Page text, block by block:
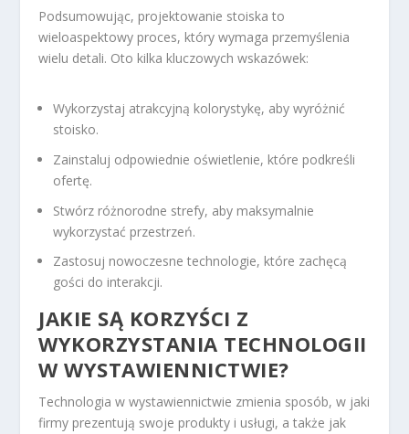
Podsumowując, projektowanie stoiska to
wieloaspektowy proces, który wymaga przemyślenia
wielu detali. Oto kilka kluczowych wskazówek:
Wykorzystaj atrakcyjną kolorystykę, aby wyróżnić
stoisko.
Zainstaluj odpowiednie oświetlenie, które podkreśli
ofertę.
Stwórz różnorodne strefy, aby maksymalnie
wykorzystać przestrzeń.
Zastosuj nowoczesne technologie, które zachęcą
gości do interakcji.
JAKIE SĄ KORZYŚCI Z
WYKORZYSTANIA TECHNOLOGII
W WYSTAWIENNICTWIE?
Technologia w wystawiennictwie zmienia sposób, w jaki
firmy prezentują swoje produkty i usługi, a także jak